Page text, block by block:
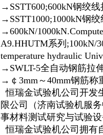
→SSTT600;600kN钢绞线
→SSTT1000;1000kN钢绞
→600kN/
A9.HHUTM系列;100kN/
temperature hydraulic
→SWLT-5全自动钢筋拉
→ ￠ 3mm～40mm钢筋称
恒瑞金试验机公司 开发
限公司
（济南试验机服
事材料测试研究与试验
恒瑞金试验机公司拥有